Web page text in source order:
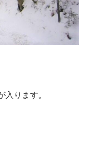
入ります。